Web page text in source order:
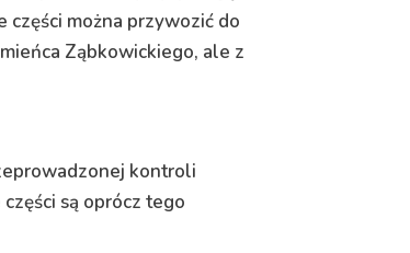
można przywozić do
Ząbkowickiego, ale z
kontroli
są oprócz tego